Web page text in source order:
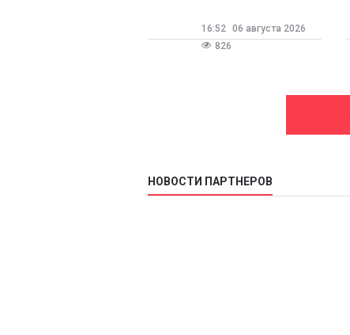
16:52 06 августа 2026
826
НОВОСТИ ПАРТНЕРОВ